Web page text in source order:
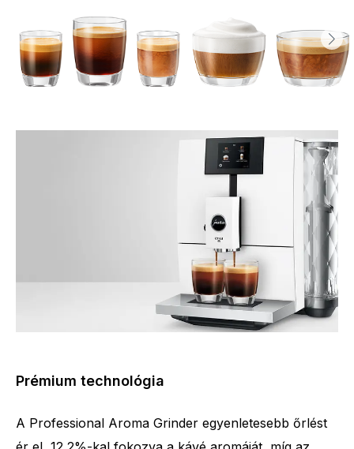
Prémium technológia
A Professional Aroma Grinder egyenletesebb őrlést